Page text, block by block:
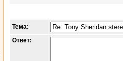
Тема:
Ответ: